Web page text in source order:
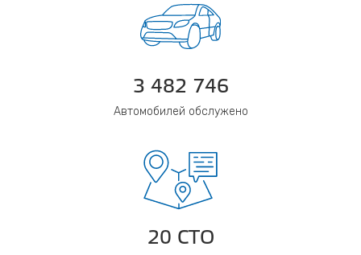
3 482 746
Автомобилей обслужено
20 СТО